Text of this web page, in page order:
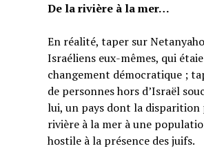
De la rivière à la mer…
En réalité, taper sur
Israéliens eux-mêmes, qui
changement démocratique ;
de personnes hors d’Israël
lui, un pays dont la
rivière à la mer à une
hostile à la présence des juifs.